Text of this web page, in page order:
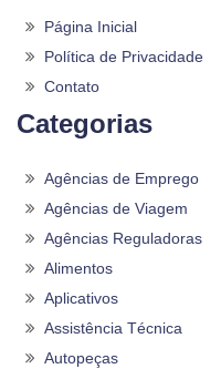
Página Inicial
Política de Privacidade
Contato
Categorias
Agências de Emprego
Agências de Viagem
Agências Reguladoras
Alimentos
Aplicativos
Assistência Técnica
Autopeças